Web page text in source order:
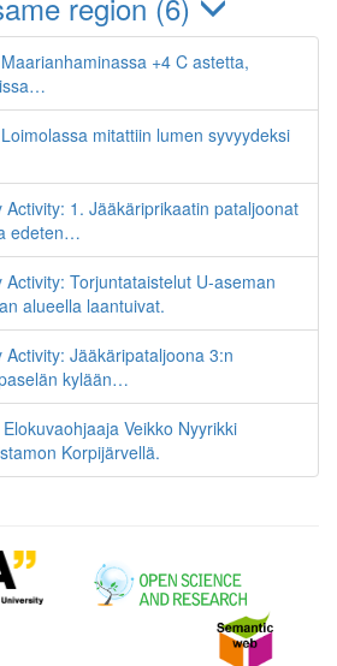
+4 C astetta,
mitattiin lumen syvyydeksi
1. Jääkäriprikaatin pataljoonat
edeten…
Torjuntataistelut U-aseman
alueella laantuivat.
Jääkäripataljoona 3:n
kylään…
Veikko Nyyrikki
Korpijärvellä.